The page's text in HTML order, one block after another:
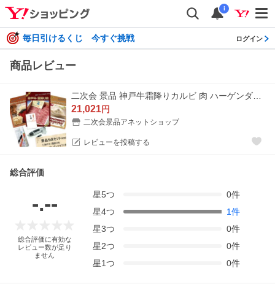
i
毎日引けるくじ 今すぐ挑戦 ログイン
商品レビュー
21,021円
二次会景品アネットショップ
レビューを投稿する
総合評価
-.--
総合評価に有効な
レビュー数が足り
ません
星5つ 0件
星4つ 1件
星3つ 0件
星2つ 0件
星1つ 0件